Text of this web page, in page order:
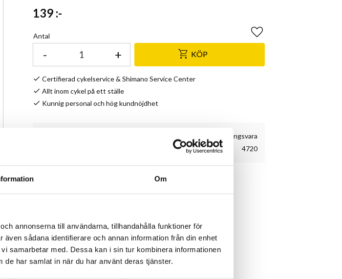
Om
annonserna till användarna, tillhandahålla funktioner för
sådana identifierare och annan information från din enhet
samarbetar med. Dessa kan i sin tur kombinera informationen
de har samlat in när du har använt deras tjänster.
139:-
Antal
+
- KÖP
Lägg till i favoriter
Certifierad cykelservice & Shimano Service Center
Allt inom cykel på ett ställe
Kunnig personal och hög kundnöjdhet
Beställningsvara
4720
Minimalistisk backspegel
- Snabbfäste
- Passar 22-60mm styrrör
- Vikt 25g